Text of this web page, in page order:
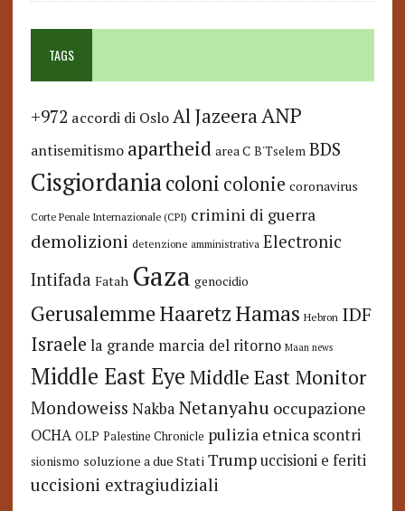
TAGS
+972 accordi di Oslo Al JazeeraANP
antisemitismo apartheid area C B'Tselem BDS
Cisgiordaniacoloni colonie coronavirus
Corte Penale Internazionale (CPI) crimini di guerra
demolizioni detenzione amministrativa Electronic
Intifada Fatah Gaza genocidio
GerusalemmeHaaretzHamas Hebron IDF
Israele la grande marcia del ritorno Maan news
Middle East Eye Middle East Monitor
Mondoweiss Nakba Netanyahu occupazione
OCHA OLP Palestine Chronicle pulizia etnica scontri
sionismo soluzione a due Stati Trump uccisioni e feriti
uccisioni extragiudiziali